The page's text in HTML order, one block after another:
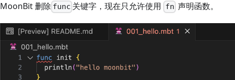
MoonBit 删除 func 关键字，现在只允许使用 fn 声明函数。